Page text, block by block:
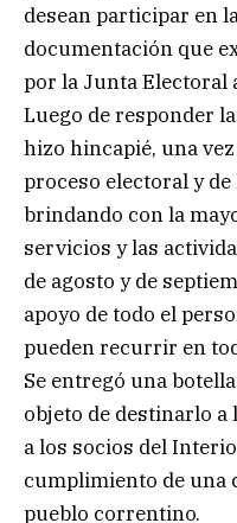
desean participar en
documentación que
por la Junta Electoral
Luego de responder
hizo hincapié, una
proceso electoral y
brindando con la
servicios y las
de agosto y de
apoyo de todo el
pueden recurrir en
Se entregó una
objeto de destinarlo a
a los socios del
cumplimiento de una
pueblo correntino.